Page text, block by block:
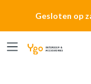
Gesloten op